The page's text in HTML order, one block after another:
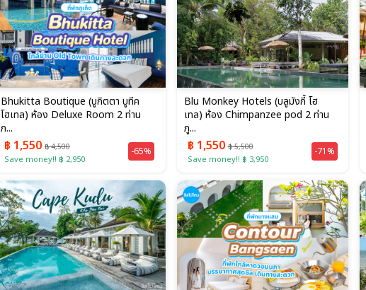
Bhukitta Boutique (บูกิตตา บูทีค
โฮเทล) ห้อง Deluxe Room 2 ท่าน
ภ...
฿ 1,550 ฿ 4,500
Save money!! ฿ 2,950
-65%
Blu Monkey Hotels (บลูมังกี้ โฮ
เทล) ห้อง Chimpanzee pod 2 ท่าน
ภู...
฿ 1,550฿ 5,500
Save money!! ฿ 3,950
-71%